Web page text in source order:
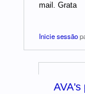
mail. Grata
Inicie sessão
AVA's